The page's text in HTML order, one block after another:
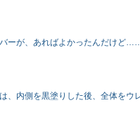
ーが、あればよかったんだけど
、内側を黒塗りした後、全体をウ